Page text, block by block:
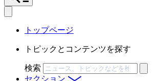
トップページ
トピックとコンテンツを探す
検索
セクション